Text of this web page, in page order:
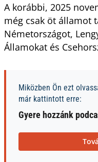
A korábbi, 2025
még csak öt államot
Németországot,
Államokat és
Miközben Ön ezt
már kattintott erre:
Gyere hozzánk